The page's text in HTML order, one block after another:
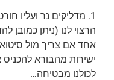
1. מדליקים נר ועליו
הרצוי לנו (ניתן כמובן
אחד אם צריך מול
ישירות מהבורא להכניס
לכולנו מבטיחה…